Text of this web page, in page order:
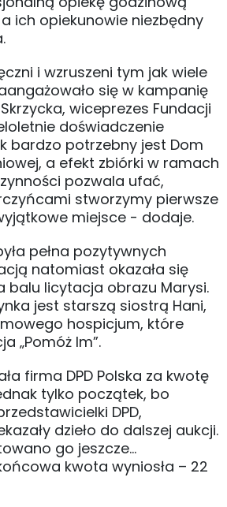
ich opiekunowie niezbędny
i wzruszeni tym jak wiele
się w kampanię
wiceprezes Fundacji
doświadczenie
bardzo potrzebny jest Dom
a efekt zbiórki w ramach
pozwala ufać,
stworzymy pierwsze
miejsce - dodaje.
pełna pozytywnych
natomiast okazała się
balu licytacja obrazu Marysi.
jest starszą siostrą Hani,
hospicjum, które
„Pomóż Im”.
firma DPD Polska za kwotę
tylko początek, bo
DPD,
dzieło do dalszej aukcji.
go jeszcze…
kwota wyniosła – 22